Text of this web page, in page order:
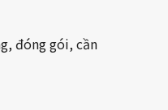
đóng gói, cần